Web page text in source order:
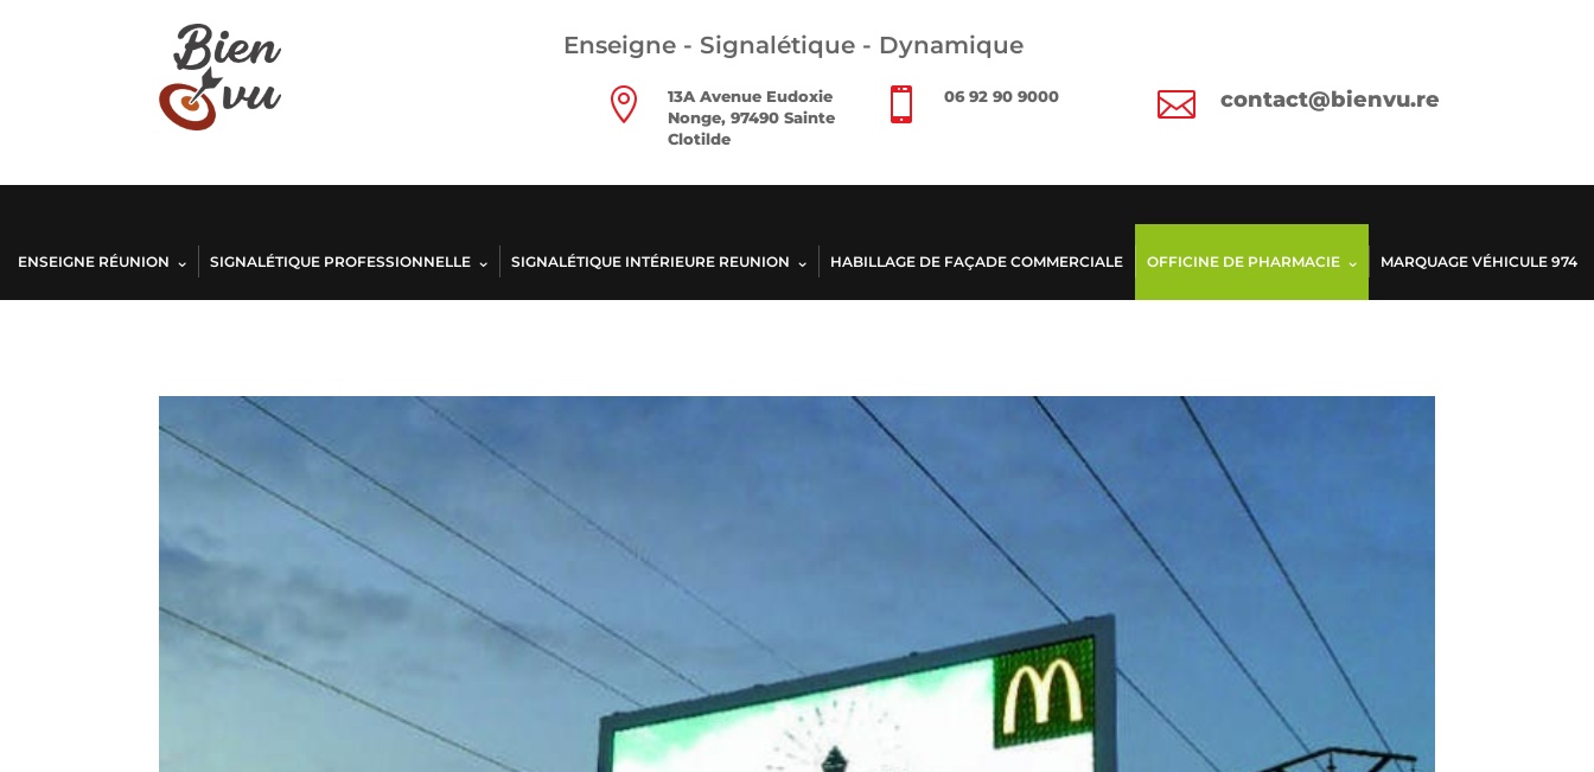
Enseigne - Signalétique - Dynamique

13A Avenue Eudoxie
Nonge, 97490 Sainte
Clotilde
 06 92 90 9000  contact@bienvu.re
ENSEIGNE RÉUNION SIGNALÉTIQUE PROFESSIONNELLE SIGNALÉTIQUE INTÉRIEURE REUNION HABILLAGE DE FAÇADE COMMERCIALE OFFICINE DE PHARMACIE MARQUAGE VÉHICULE 974